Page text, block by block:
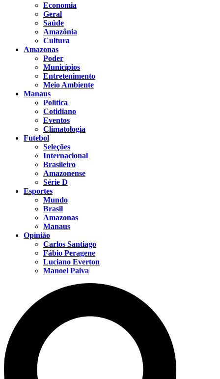
Economia
Geral
Saúde
Amazônia
Cultura
Amazonas
Poder
Municípios
Entretenimento
Meio Ambiente
Manaus
Política
Cotidiano
Eventos
Climatologia
Futebol
Seleções
Internacional
Brasileiro
Amazonense
Série D
Esportes
Mundo
Brasil
Amazonas
Manaus
Opinião
Carlos Santiago
Fábio Peragene
Luciano Everton
Manoel Paiva